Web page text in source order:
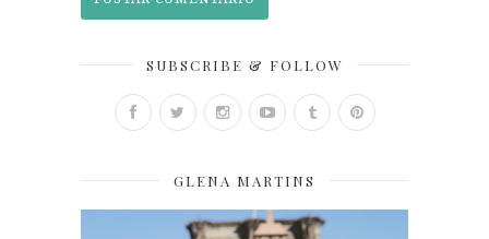
SUBSCRIBE & FOLLOW
GLENA MARTINS